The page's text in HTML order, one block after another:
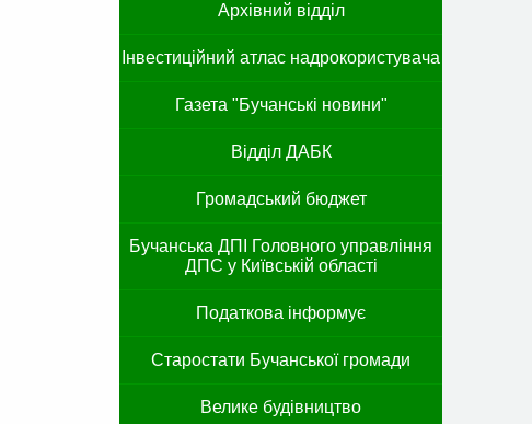
Архівний відділ
Інвестиційний атлас надрокористувача
Газета "Бучанські новини"
Відділ ДАБК
Громадський бюджет
Бучанська ДПІ Головного управління
ДПС у Київській області
Податкова інформує
Старостати Бучанської громади
Велике будівництво